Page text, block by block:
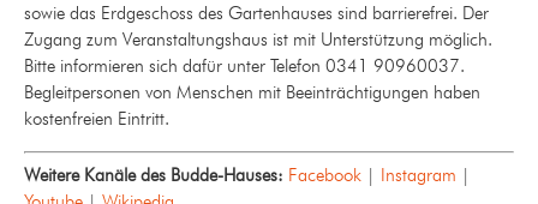
sowie das Erdgeschoss des Gartenhauses sind barrierefrei. Der
Zugang zum Veranstaltungshaus ist mit Unterstützung möglich.
Bitte informieren sich dafür unter Telefon 0341 90960037.
Begleitpersonen von Menschen mit Beeinträchtigungen haben
kostenfreien Eintritt.
Weitere Kanäle des Budde-Hauses: Facebook | Instagram |